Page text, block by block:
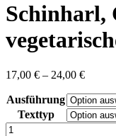
Schinharl,
17,00 € – 24,00 €
bis
24,00
Ausführung
Texttyp
Schinharl,